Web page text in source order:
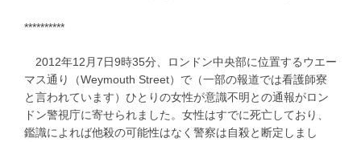
**********
2012年12月7日9時35分、ロンドン中央部に位置するウエー
マス通り（Weymouth Street）で（一部の報道では看護師寮
と言われています）ひとりの女性が意識不明との通報がロン
ドン警視庁に寄せられました。女性はすでに死亡しており、
鑑識によれば他殺の可能性はなく警察は自殺と断定しまし